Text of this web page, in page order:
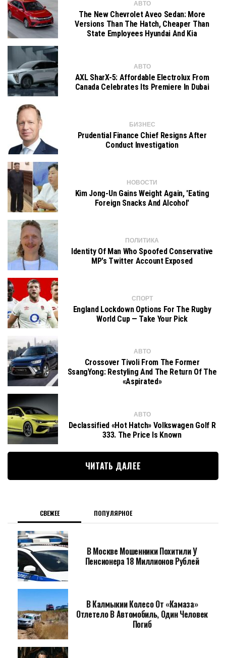
АВТО
The New Chevrolet Aveo Sedan: More
Versions Than The Hatch, Cheaper Than
State Employees Hyundai And Kia
АВТО
AXL SharX-5: Affordable Electrolux From
Canada Celebrates Its Premiere In Dubai
БИЗНЕС
Prudential Finance Chief Resigns After
Conduct Investigation
НОВОСТИ
Kim Jong-Un Gains Weight Again, 'eating
Foreign Snacks And Alcohol'
ПОЛИТИКА
Identity Of Man Who Spoofed Conservative
MP's Twitter Account Exposed
СПОРТ
England Lockdown Options For The Rugby
World Cup — Take Your Pick
АВТО
Crossover Tivoli From The Former
SsangYong: Restyling And The Return Of The
«aspirated»
АВТО
Declassified «hot Hatch» Volkswagen Golf R
333. The Price Is Known
ЧИТАТЬ ДАЛЕЕ
СВЕЖЕЕ ПОПУЛЯРНОЕ
В Москве Мошенники Похитили У
Пенсионера 18 Миллионов Рублей
В Калмыкии Колесо От «Камаза»
Отлетело В Автомобиль, Один Человек
Погиб